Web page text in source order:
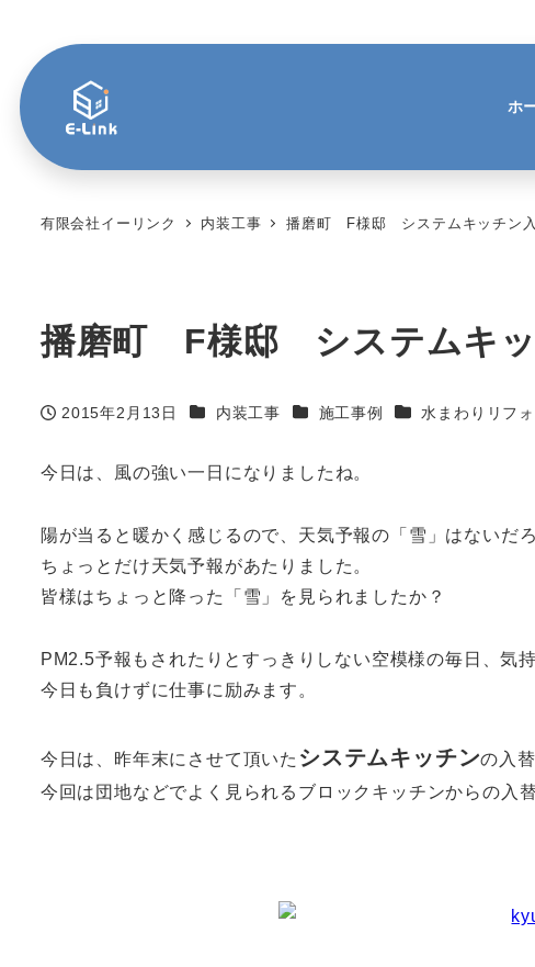
ホ
有限会社イーリンク 内装工事 播磨町 F様邸 システムキッチン
播磨町 F様邸 システムキッ
投稿日
2015年2月13日 カテゴリー
内装工事 カテゴリー
施工事例 カテゴリー
水まわりリフ
今日は、風の強い一日になりましたね。
陽が当ると暖かく感じるので、天気予報の「雪」はないだ
ちょっとだけ天気予報があたりました。
皆様はちょっと降った「雪」を見られましたか？
PM2.5予報もされたりとすっきりしない空模様の毎日、気
今日も負けずに仕事に励みます。
今日は、昨年末にさせて頂いた システムキッチンの入
今回は団地などでよく見られるブロックキッチンからの入